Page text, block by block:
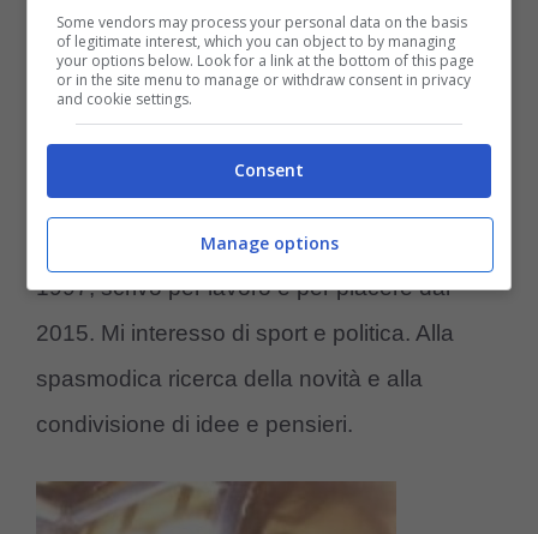
io sottoscrivo: “Scegli il lavoro che ami e non
lavorerai mai, neanche per un giorno in tutta
la tua vita”.
Web Content Editor: Francesco Petito
Giornalista pubblicista, nato a Napoli nel
1997, scrivo per lavoro e per piacere dal
2015. Mi interesso di sport e politica. Alla
spasmodica ricerca della novità e alla
condivisione di idee e pensieri.
Some vendors may process your personal data on the basis
of legitimate interest, which you can object to by managing
your options below. Look for a link at the bottom of this page
or in the site menu to manage or withdraw consent in privacy
and cookie settings.
Consent
Manage options